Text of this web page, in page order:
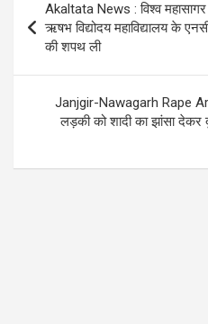
navigation
Akaltata News : विश्व
ऋषभ विद्योदय महाविद्यालय के
की शपथ ली
Janjgir-Nawagarh Rape
लड़की को शादी का झांसा देकर